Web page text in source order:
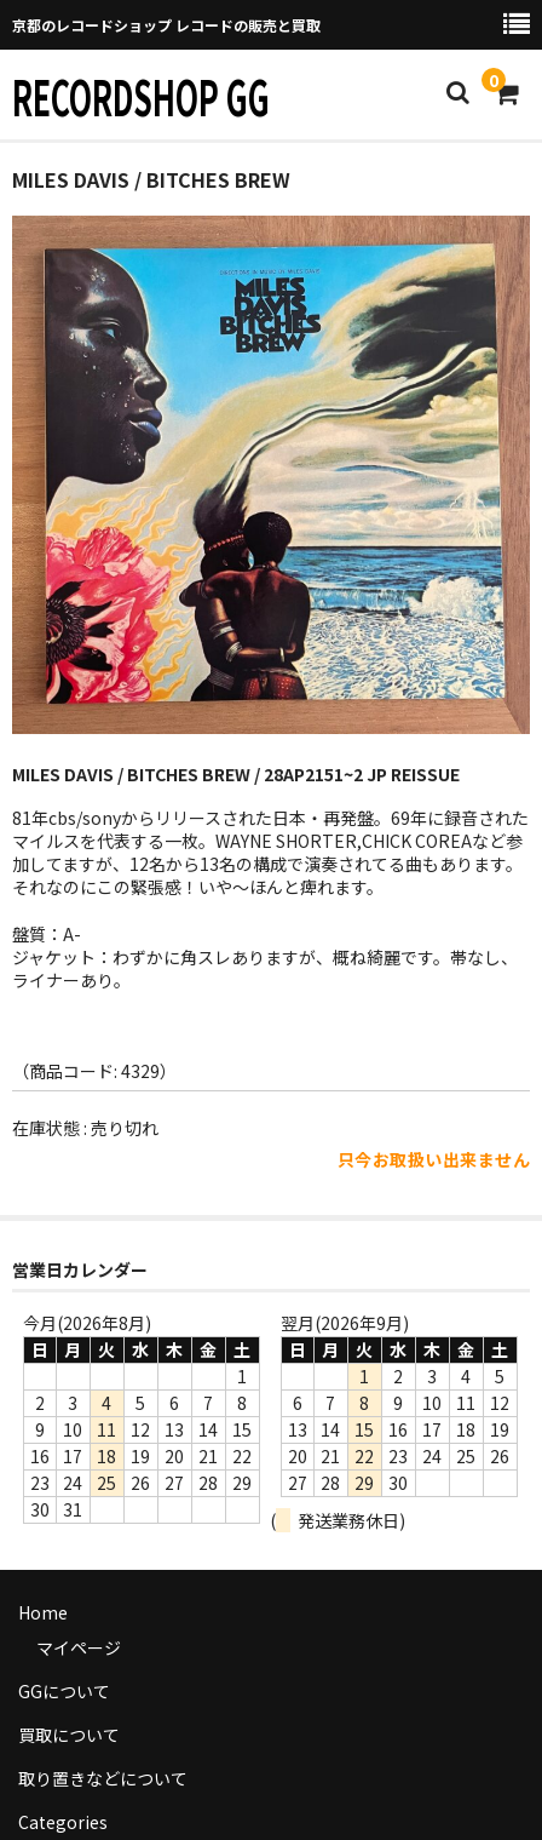
京都のレコードショップ レコードの販売と買取
RECORDSHOP GG 0
Home
マイページ
GGについて
買取について
取り置きなどについて
Categories
New Arrivals
新譜
GG RECORD （当店のレーベル）
全商品
JAZZ-US
BLUE NOTE
JAZZ-EU
JAZZ-JP
JAZZ-VOCAL
J-POP
ROCK
WORLD
その他
Webのみ no.2
Webのみ no.3
Webのみ no.4
売り切れ
商品の発送
お支払い方法
MILES DAVIS / BITCHES BREW
MILES DAVIS / BITCHES BREW / 28AP2151~2 JP REISSUE
81年cbs/sonyからリリースされた日本・再発盤。69年に録音された
マイルスを代表する一枚。WAYNE SHORTER,CHICK COREAなど参
加してますが、12名から13名の構成で演奏されてる曲もあります。
それなのにこの緊張感！いや〜ほんと痺れます。
盤質：A-
ジャケット：わずかに角スレありますが、概ね綺麗です。帯なし、
ライナーあり。
（商品コード: 4329）
在庫状態 : 売り切れ
只今お取扱い出来ません
営業日カレンダー
今月(2026年8月)
日
月 火 水 木 金
土
1
2
3 4 5 6 7
8
9
10 11 12 13 14
15
16
17 18 19 20 21
22
23
24 25 26 27 28
29
30
31
翌月(2026年9月)
日
月 火 水 木 金
土
1
2 3 4
5
6
7 8 9 10 11
12
13
14 15 16 17 18
19
20
21 22 23 24 25
26
27
28 29
30
(
発送業務休日)
Home
マイページ
GGについて
買取について
取り置きなどについて
Categories